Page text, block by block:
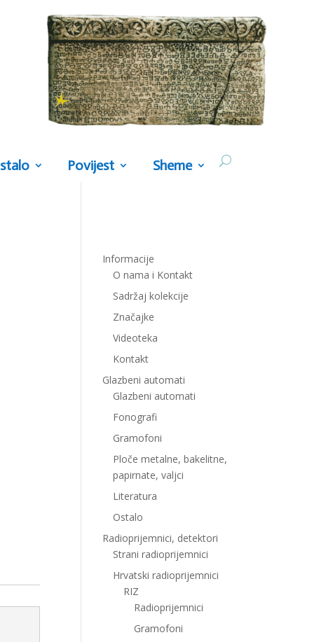
Povijest Sheme
Informacije
O nama i Kontakt
Sadržaj kolekcije
Značajke
Videoteka
Kontakt
Glazbeni automati
Glazbeni automati
Fonografi
Gramofoni
Ploče metalne, bakelitne,
papirnate, valjci
Literatura
Ostalo
Radioprijemnici, detektori
Strani radioprijemnici
Hrvatski radioprijemnici
RIZ
Radioprijemnici
Gramofoni